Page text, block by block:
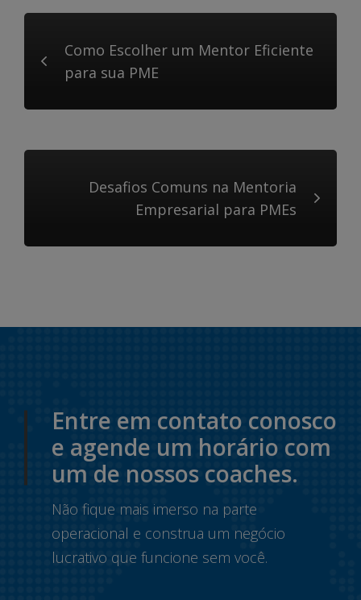
Como Escolher um Mentor Eficiente
para sua PME
Desafios Comuns na Mentoria
Empresarial para PMEs
Entre em contato conosco
e agende um horário com
um de nossos coaches.
Não fique mais imerso na parte
operacional e construa um negócio
lucrativo que funcione sem você.